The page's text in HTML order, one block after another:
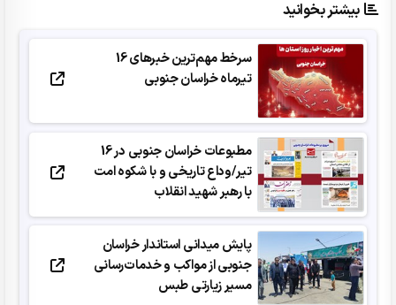
بیشتر بخوانید
سرخط مهم‌ترین خبرهای 16
تیرماه خراسان جنوبی
مطبوعات خراسان جنوبی در 16
تیر/وداع تاریخی و با شکوه امت
با رهبر شهید انقلاب
پایش میدانی استاندار خراسان
جنوبی از مواکب و خدمات‌رسانی
مسیر زیارتی طبس